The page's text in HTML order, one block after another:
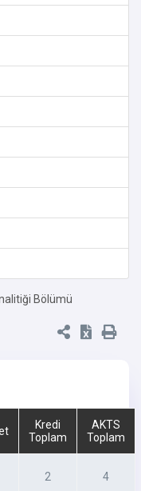
Bölümü
Kredi
Toplam
AKTS
Toplam
2 4